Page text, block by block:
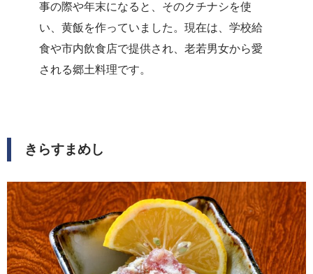
事の際や年末になると、そのクチナシを使
い、黄飯を作っていました。現在は、学校給
食や市内飲食店で提供され、老若男女から愛
される郷土料理です。
きらすまめし